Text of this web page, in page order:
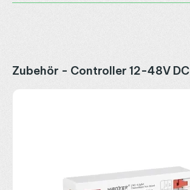
Produktgalerie überspringen
Zubehör - Controller 12-48V DC